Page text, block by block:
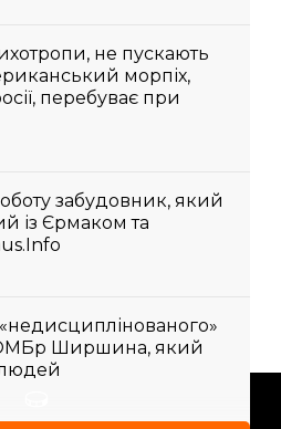
не пускають
морпіх,
перебуває при
забудовник, який
із Єрмаком та
Ширшина, який